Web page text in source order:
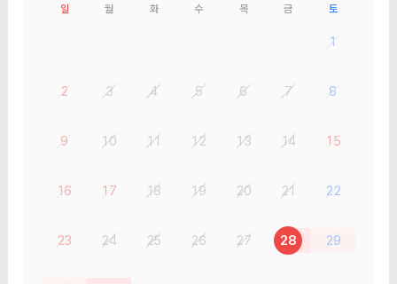
일 월 화 수 목 금 토
1
2 3 4 5 6 7 8
9 10 11 12 13 14 15
16 17 18 19 20 21 22
23 24 25 26 27 28 29